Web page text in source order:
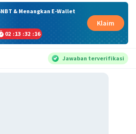
& Menangkan E-Wallet
02 :13 :32 :15
Klaim
Jawaban terverifikasi